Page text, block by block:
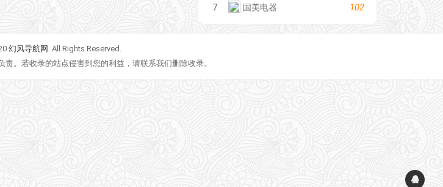
7 国美电器 102
幻风导航网 . All Rights Reserved.
。若收录的站点侵害到您的利益，请联系我们删除收录。